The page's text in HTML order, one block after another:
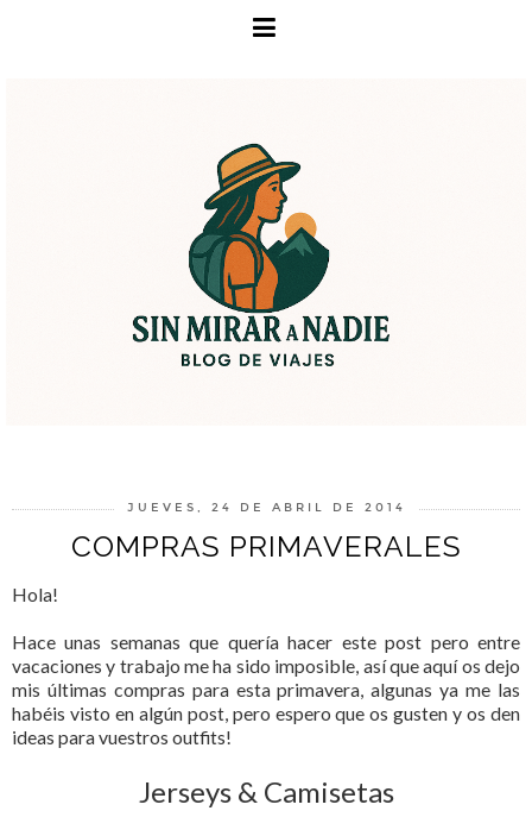
JUEVES, 24 DE ABRIL DE 2014
COMPRAS PRIMAVERALES
Hola!
Hace unas semanas que quería hacer este post pero entre
vacaciones y trabajo me ha sido imposible, así que aquí os dejo
mis últimas compras para esta primavera, algunas ya me las
habéis visto en algún post, pero espero que os gusten y os den
ideas para vuestros outfits!
Jerseys & Camisetas